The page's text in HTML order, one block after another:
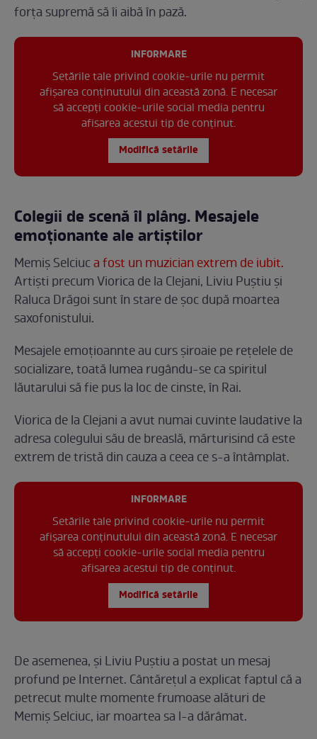
forța supremă să îi aibă în pază.
INFORMARE
Setările tale privind cookie-urile nu permit
afișarea conținutului din această zonă. E necesar
să accepți cookie-urile social media pentru
afisarea acestui tip de conținut.
Modifică setările
Colegii de scenă îl plâng. Mesajele
emoționante ale artiștilor
Memiș Selciuca fost un muzician extrem de iubit.
Artiști precum Viorica de la Clejani, Liviu Puștiu și
Raluca Drăgoi sunt în stare de șoc după moartea
saxofonistului.
Mesajele emoțioannte au curs șiroaie pe rețelele de
socializare, toată lumea rugându-se ca spiritul
lăutarului să fie pus la loc de cinste, în Rai.
Viorica de la Clejani a avut numai cuvinte laudative la
adresa colegului său de breaslă, mărturisind că este
extrem de tristă din cauza a ceea ce s-a întâmplat.
INFORMARE
Setările tale privind cookie-urile nu permit
afișarea conținutului din această zonă. E necesar
să accepți cookie-urile social media pentru
afisarea acestui tip de conținut.
Modifică setările
De asemenea, și Liviu Puștiu a postat un mesaj
profund pe Internet. Cântărețul a explicat faptul că a
petrecut multe momente frumoase alături de
Memiș Selciuc, iar moartea sa l-a dărâmat.